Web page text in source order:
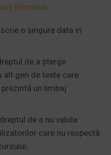
Romania
o singura data in
de a șterge
alt gen de texte care
un limbaj
de a nu valida
care nu respectă